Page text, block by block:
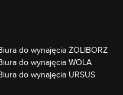
do wynajęcia ŻOLIBORZ
do wynajęcia WOLA
do wynajęcia URSUS